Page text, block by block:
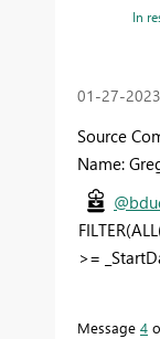
In
‎01-27-2023
Source
Name:
>=
Message 4